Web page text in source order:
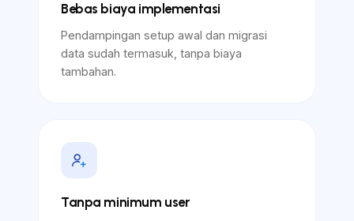
Bebas biaya implementasi
Pendampingan setup awal dan migrasi
data sudah termasuk, tanpa biaya
tambahan.
Tanpa minimum user